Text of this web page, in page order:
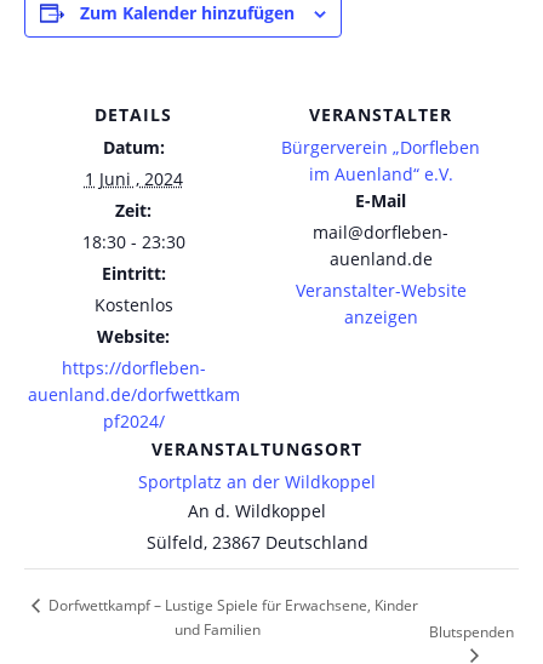
Zum Kalender hinzufügen
DETAILS
Datum:
1 Juni , 2024
Zeit:
18:30 - 23:30
Eintritt:
Kostenlos
Website:
https://dorfleben-
auenland.de/dorfwettkam
pf2024/
VERANSTALTUNGSORT
Sportplatz an der Wildkoppel
An d. Wildkoppel
Sülfeld, 23867 Deutschland
VERANSTALTER
Bürgerverein „Dorfleben
im Auenland“ e.V.
E-Mail
mail@dorfleben-
auenland.de
Veranstalter-Website
anzeigen
Dorfwettkampf – Lustige Spiele für Erwachsene, Kinder
und Familien
Blutspenden